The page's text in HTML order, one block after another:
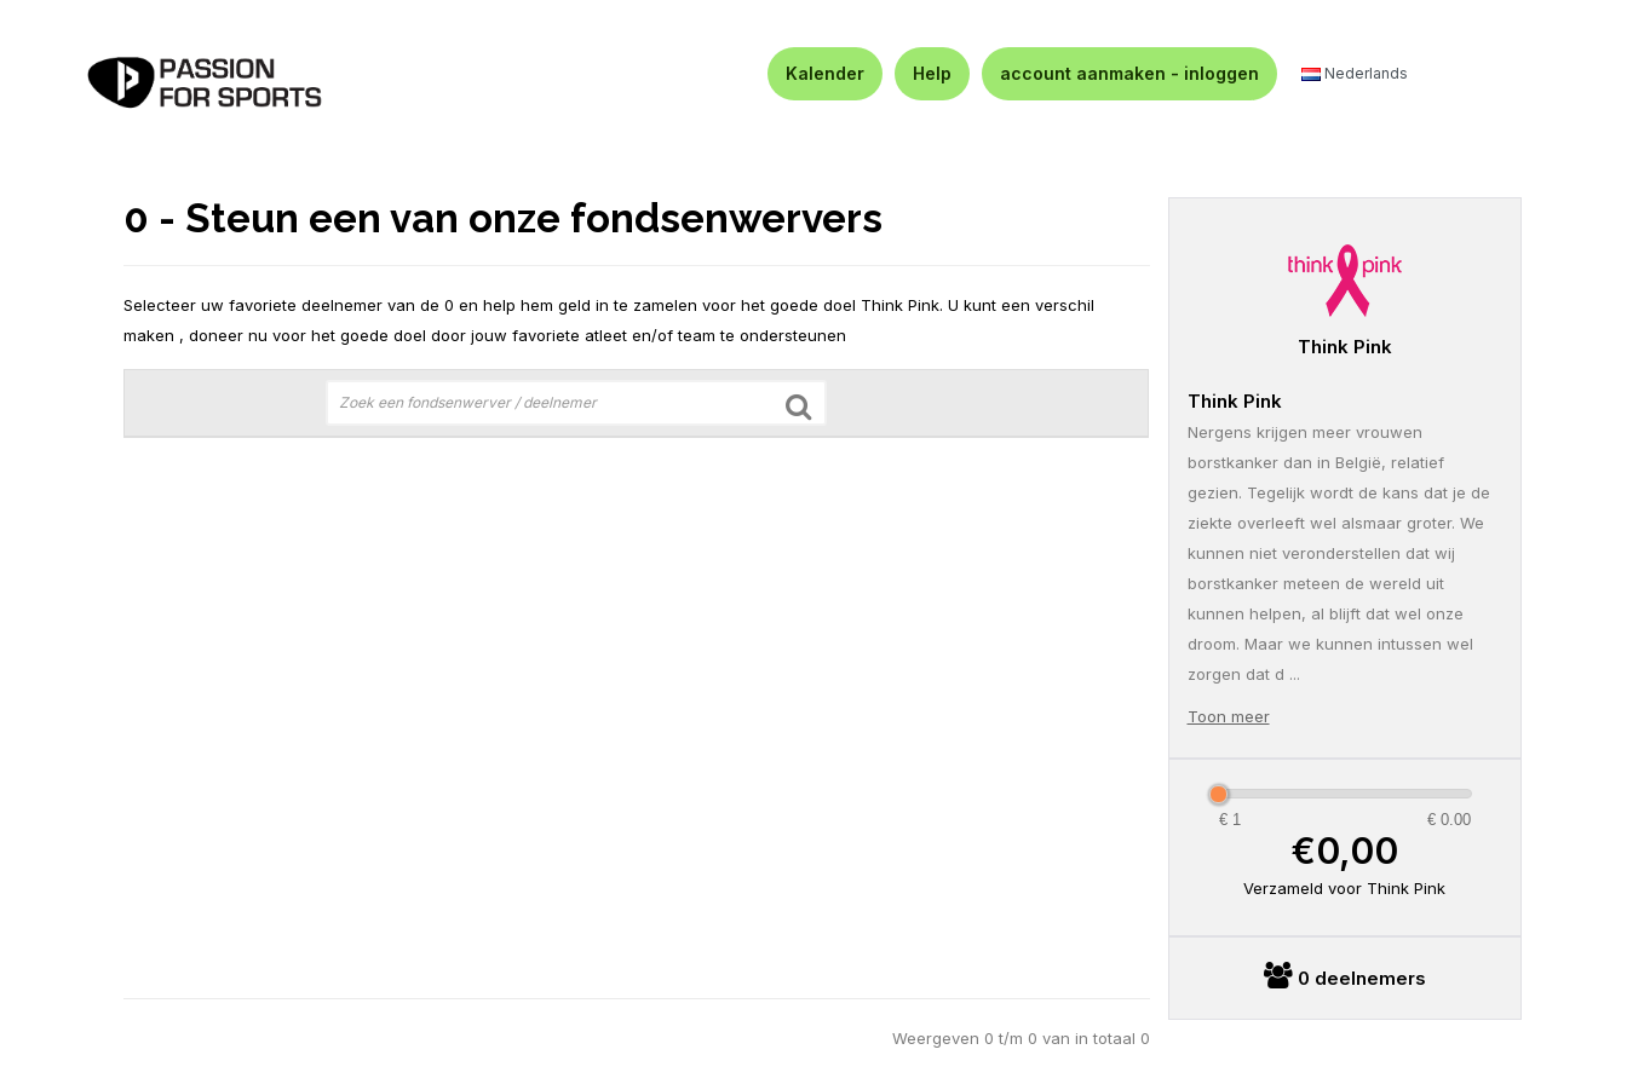
Kalender Help account aanmaken - inloggen Nederlands
0 - Steun een van onze fondsenwervers
Selecteer uw favoriete deelnemer van de 0 en help hem geld in te zamelen voor het goede doel Think Pink. U kunt een verschil
maken , doneer nu voor het goede doel door jouw favoriete atleet en/of team te ondersteunen
Weergeven 0 t/m 0 van in totaal 0
Think Pink
Think Pink
Nergens krijgen meer vrouwen
borstkanker dan in België, relatief
gezien. Tegelijk wordt de kans dat je de
ziekte overleeft wel alsmaar groter. We
kunnen niet veronderstellen dat wij
borstkanker meteen de wereld uit
kunnen helpen, al blijft dat wel onze
droom. Maar we kunnen intussen wel
zorgen dat d ...
Toon meer
€ 1 € 0.00
€0,00
Verzameld voor Think Pink
0 deelnemers